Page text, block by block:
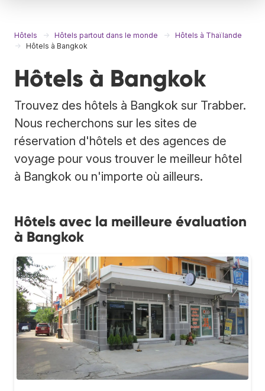
Hôtels Hôtels partout dans le monde
Hôtels à Thaïlande
Hôtels à Bangkok
Hôtels à Bangkok
Trouvez des hôtels à Bangkok sur Trabber.
Nous recherchons sur les sites de
réservation d'hôtels et des agences de
voyage pour vous trouver le meilleur hôtel
à Bangkok ou n'importe où ailleurs.
Hôtels avec la meilleure évaluation
à Bangkok